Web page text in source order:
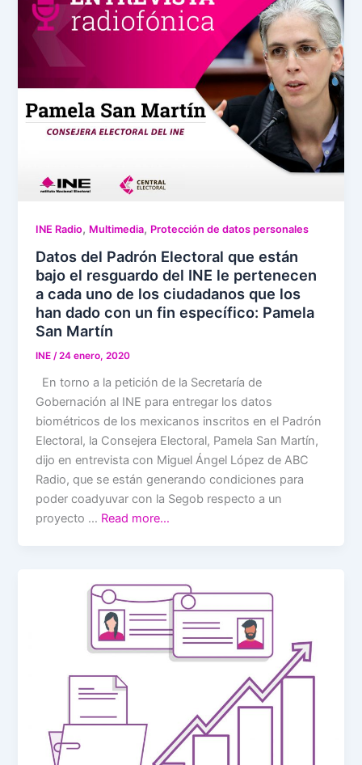
INE Radio, Multimedia, Protección de datos personales
Datos del Padrón Electoral que están
bajo el resguardo del INE le pertenecen
a cada uno de los ciudadanos que los
han dado con un fin específico: Pamela
San Martín
INE/24 enero, 2020
En torno a la petición de la Secretaría de
Gobernación al INE para entregar los datos
biométricos de los mexicanos inscritos en el Padrón
Electoral, la Consejera Electoral, Pamela San Martín,
dijo en entrevista con Miguel Ángel López de ABC
Radio, que se están generando condiciones para
poder coadyuvar con la Segob respecto a un
proyecto … Read more…